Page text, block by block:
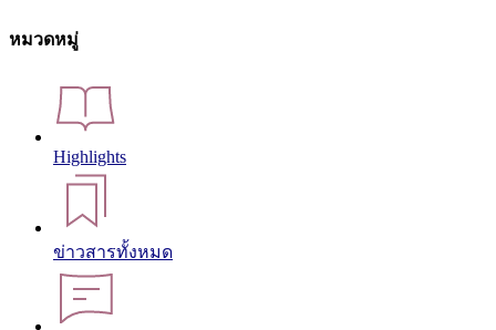
หมวดหมู่
Highlights
ข่าวสารทั้งหมด